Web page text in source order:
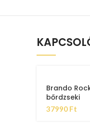
Brando
bőrdzseki
37990 Ft